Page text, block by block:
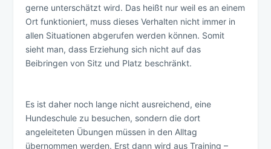
gerne unterschätzt wird. Das heißt nur weil es an einem
Ort funktioniert, muss dieses Verhalten nicht immer in
allen Situationen abgerufen werden können. Somit
sieht man, dass Erziehung sich nicht auf das
Beibringen von Sitz und Platz beschränkt.
Es ist daher noch lange nicht ausreichend, eine
Hundeschule zu besuchen, sondern die dort
angeleiteten Übungen müssen in den Alltag
übernommen werden. Erst dann wird aus Training –